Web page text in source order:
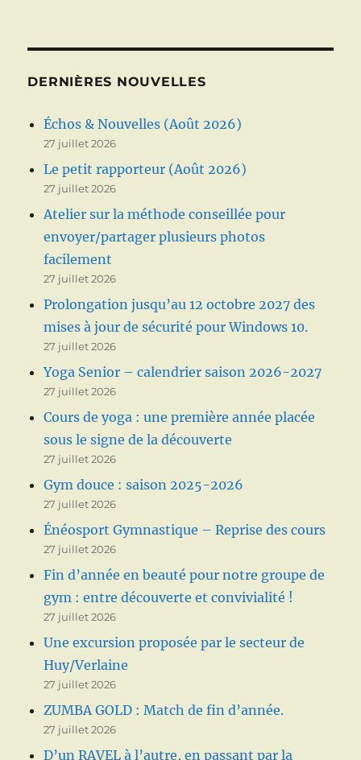
DERNIÈRES NOUVELLES
Échos & Nouvelles (Août 2026)
27 juillet 2026
Le petit rapporteur (Août 2026)
27 juillet 2026
Atelier sur la méthode conseillée pour
envoyer/partager plusieurs photos
facilement
27 juillet 2026
Prolongation jusqu’au 12 octobre 2027 des
mises à jour de sécurité pour Windows 10.
27 juillet 2026
Yoga Senior – calendrier saison 2026-2027
27 juillet 2026
Cours de yoga : une première année placée
sous le signe de la découverte
27 juillet 2026
Gym douce : saison 2025-2026
27 juillet 2026
Énéosport Gymnastique – Reprise des cours
27 juillet 2026
Fin d’année en beauté pour notre groupe de
gym : entre découverte et convivialité !
27 juillet 2026
Une excursion proposée par le secteur de
Huy/Verlaine
27 juillet 2026
ZUMBA GOLD : Match de fin d’année.
27 juillet 2026
D’un RAVEL à l’autre, en passant par la